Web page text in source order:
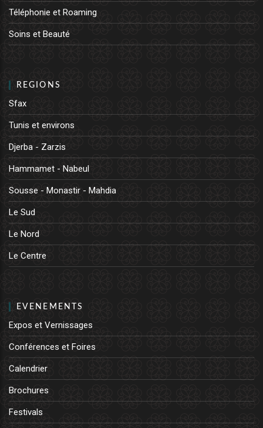
Téléphonie et Roaming
Soins et Beauté
REGIONS
Sfax
Tunis et environs
Djerba - Zarzis
Hammamet - Nabeul
Sousse - Monastir - Mahdia
Le Sud
Le Nord
Le Centre
EVENEMENTS
Expos et Vernissages
Conférences et Foires
Calendrier
Brochures
Festivals